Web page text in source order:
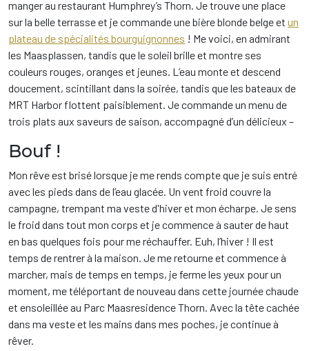
manger au restaurant Humphrey’s Thorn. Je trouve une place
sur la belle terrasse et je commande une bière blonde belge et un
plateau de spécialités bourguignonnes ! Me voici, en admirant
les Maasplassen, tandis que le soleil brille et montre ses
couleurs rouges, oranges et jeunes. L’eau monte et descend
doucement, scintillant dans la soirée, tandis que les bateaux de
MRT Harbor flottent paisiblement. Je commande un menu de
trois plats aux saveurs de saison, accompagné d’un délicieux –
Bouf !
Mon rêve est brisé lorsque je me rends compte que je suis entré
avec les pieds dans de l’eau glacée. Un vent froid couvre la
campagne, trempant ma veste d'hiver et mon écharpe. Je sens
le froid dans tout mon corps et je commence à sauter de haut
en bas quelques fois pour me réchauffer. Euh, l’hiver ! Il est
temps de rentrer à la maison. Je me retourne et commence à
marcher, mais de temps en temps, je ferme les yeux pour un
moment, me téléportant de nouveau dans cette journée chaude
et ensoleillée au Parc Maasresidence Thorn. Avec la tête cachée
dans ma veste et les mains dans mes poches, je continue à
rêver.